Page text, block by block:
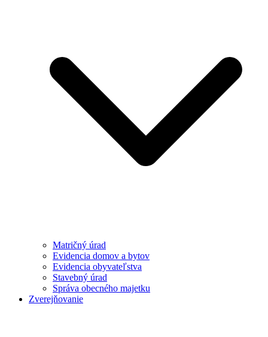
Matričný úrad
Evidencia domov a bytov
Evidencia obyvateľstva
Stavebný úrad
Správa obecného majetku
Zverejňovanie